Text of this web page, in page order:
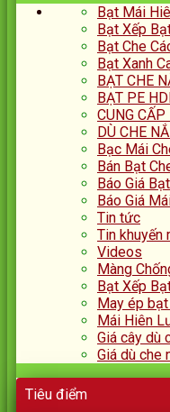
Bạt Mái
Bạt Xếp
Bạt Che
Bạt Xanh
BẠT CHE
BẠT PE
CUNG
DÙ CHE
Bạc Mái
Bán Bạt
Báo Giá
Báo Giá
Tin tức
Tin khuyến
Videos
Màng
Bạt Xếp
May ép
Mái Hiên
Giá cây dù
Giá dù che
Tiêu điểm